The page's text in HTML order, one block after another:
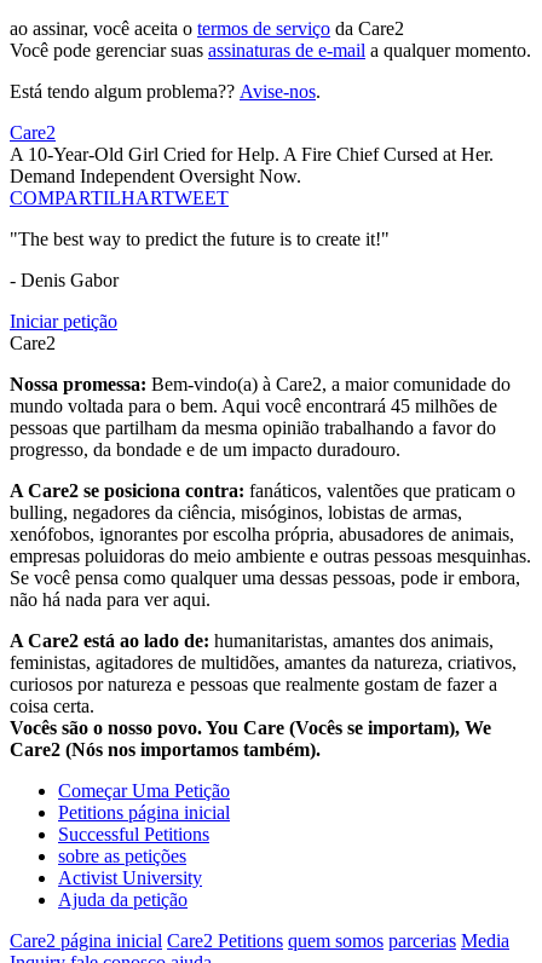
ao assinar, você aceita o termos de serviço da Care2
Você pode gerenciar suas assinaturas de e-mail a qualquer momento.
Está tendo algum problema?? Avise-nos.
Care2
A 10-Year-Old Girl Cried for Help. A Fire Chief Cursed at Her.
Demand Independent Oversight Now.
COMPARTILHARTWEET
"The best way to predict the future is to create it!"
- Denis Gabor
Iniciar petição
Care2
Nossa promessa: Bem-vindo(a) à Care2, a maior comunidade do
mundo voltada para o bem. Aqui você encontrará 45 milhões de
pessoas que partilham da mesma opinião trabalhando a favor do
progresso, da bondade e de um impacto duradouro.
A Care2 se posiciona contra: fanáticos, valentões que praticam o
bulling, negadores da ciência, misóginos, lobistas de armas,
xenófobos, ignorantes por escolha própria, abusadores de animais,
empresas poluidoras do meio ambiente e outras pessoas mesquinhas.
Se você pensa como qualquer uma dessas pessoas, pode ir embora,
não há nada para ver aqui.
A Care2 está ao lado de: humanitaristas, amantes dos animais,
feministas, agitadores de multidões, amantes da natureza, criativos,
curiosos por natureza e pessoas que realmente gostam de fazer a
coisa certa.
Vocês são o nosso povo. You Care (Vocês se importam), We
Care2 (Nós nos importamos também).
Começar Uma Petição
Petitions página inicial
Successful Petitions
sobre as petições
Activist University
Ajuda da petição
Care2 página inicial Care2 Petitions quem somos parcerias Media